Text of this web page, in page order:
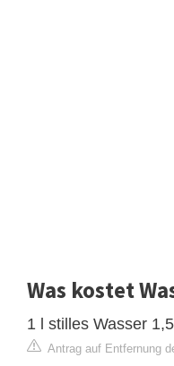
Was kostet
1 l stilles Wasser
Antrag auf Entfernung